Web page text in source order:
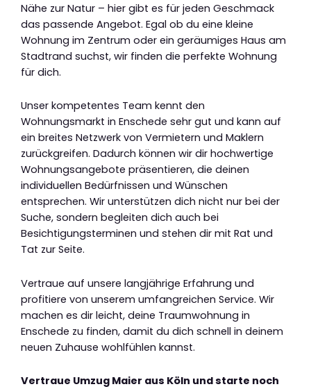
Nähe zur Natur – hier gibt es für jeden Geschmack
das passende Angebot. Egal ob du eine kleine
Wohnung im Zentrum oder ein geräumiges Haus am
Stadtrand suchst, wir finden die perfekte Wohnung
für dich.
Unser kompetentes Team kennt den
Wohnungsmarkt in Enschede sehr gut und kann auf
ein breites Netzwerk von Vermietern und Maklern
zurückgreifen. Dadurch können wir dir hochwertige
Wohnungsangebote präsentieren, die deinen
individuellen Bedürfnissen und Wünschen
entsprechen. Wir unterstützen dich nicht nur bei der
Suche, sondern begleiten dich auch bei
Besichtigungsterminen und stehen dir mit Rat und
Tat zur Seite.
Vertraue auf unsere langjährige Erfahrung und
profitiere von unserem umfangreichen Service. Wir
machen es dir leicht, deine Traumwohnung in
Enschede zu finden, damit du dich schnell in deinem
neuen Zuhause wohlfühlen kannst.
Vertraue Umzug Maier aus Köln und starte noch